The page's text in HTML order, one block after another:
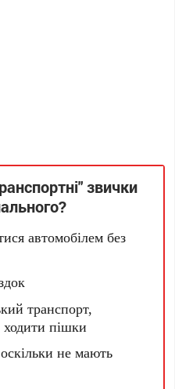
звички
автомобілем без
транспорт,
ходити пішки
не мають